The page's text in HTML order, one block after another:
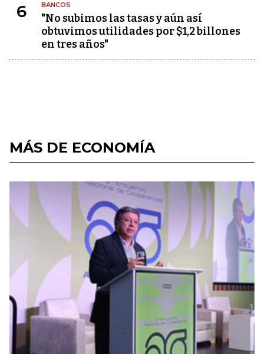
6 BANCOS
"No subimos las tasas y aún así
obtuvimos utilidades por $1,2 billones
en tres años"
MÁS DE ECONOMÍA